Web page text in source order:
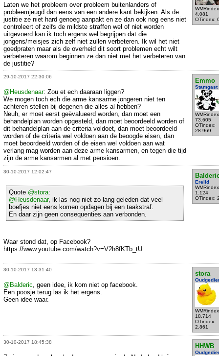
4.081
OTindex:
Laten we het probleem over probleem buitenlanders of
probleemjeugd dan eens van een andere kant bekijken. Als de
justitie ze niet hard genoeg aanpakt en ze dan ook nog eens niet
controleert of zelfs de mildste straffen wel of niet worden
uitgevoerd kan ik toch ergens wel begrijpen dat die
jongens/meisjes zich zelf niet zullen verbeteren. Ik wil het niet
goedpraten maar als de overheid dit soort problemen echt wilt
verbeteren waarom beginnen ze dan niet met het verbeteren van
de justitie?
29-10-2017 22:30:06
Emmo
Stamgast
73.605
OTindex:
28.969
@Heusdenaar: Zou et ech daaraan liggen?
We mogen toch ech die arme kansarme jongeren niet ten
achteren stellen bij degenen die alles al hebben?
Neuh, er moet eerst geëvalueerd worden, dan moet een
behandelplan worden opgesteld, dan moet beoordeeld worden of
dit behandelplan aan de criteria voldoet, dan moet beoordeeld
worden of de criteria wel voldoen aan de beoogde eisen, dan
moet beoordeeld worden of de eisen wel voldoen aan wat
verlang mag worden aan deze arme kansarmen, en tegen die tijd
zijn de arme kansarmen al met pensioen.
30-10-2017 12:02:47
Erelid
1.124
OTindex:
Quote @stora:
@Heusdenaar, ik las nog niet zo lang geleden dat veel
boefjes niet eens komen opdagen bij een taakstraf.
En daar zijn geen consequenties aan verbonden.
Waar stond dat, op Facebook?
https://www.youtube.com/watch?v=V2h8fKTb_tU
30-10-2017 13:31:40
stora
18.714
OTindex:
2.861
@Balderic , geen idee, ik kom niet op facebook.
Een poosje terug las ik het ergens.
Geen idee waar.
30-10-2017 18:45:38
HHWB